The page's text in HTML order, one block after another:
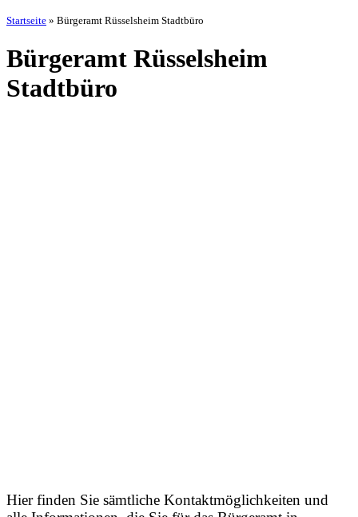
Startseite » Bürgeramt Rüsselsheim Stadtbüro
Bürgeramt Rüsselsheim
Stadtbüro
Hier finden Sie sämtliche Kontaktmöglichkeiten und